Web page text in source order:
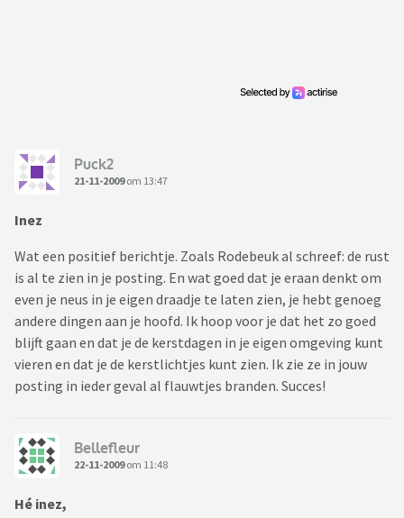
Puck2
21-11-2009om 13:47
Inez
Wat een positief berichtje. Zoals Rodebeuk al schreef: de rust
is al te zien in je posting. En wat goed dat je eraan denkt om
even je neus in je eigen draadje te laten zien, je hebt genoeg
andere dingen aan je hoofd. Ik hoop voor je dat het zo goed
blijft gaan en dat je de kerstdagen in je eigen omgeving kunt
vieren en dat je de kerstlichtjes kunt zien. Ik zie ze in jouw
posting in ieder geval al flauwtjes branden. Succes!
Bellefleur
22-11-2009om 11:48
Hé inez,